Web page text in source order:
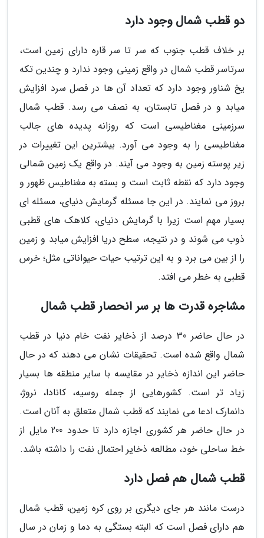
دو قطب شمال وجود دارد
بر خلاف قطب جنوب که سر تا سر قاره دارای زمین است،
سرتاسر قطب شمال در واقع زمینی وجود ندارد و چندین تکه
یخ شناور وجود دارد که تعداد آن ها در فصل سرد افزایش
میابد و در فصل تابستان، به نصف می رسد. قطب شمال
سرزمینی مغناطیسی است که روزانه پدیده های جالب
مغناطیسی را به وجود می آورد. بیشترین این تغییرات در
زیر پوسته زمین به وجود می آیند. در واقع یک زمین شمالی
وجود دارد که نقطه ثابت است و بسته به مغناطیس ظهور و
بروز می نمایند. در این جا مسئله گرمایش دنیای، مسئله ای
بسیار مهم است زیرا با گرمایش دنیای، کلاهک های قطبی
ذوب می شوند و در نتیجه، سطح دریا افزایش میابد و زمین
را از بین می برد و به این ترتیب حیات حیواناتی مثل؛ خرس
قطبی به خطر می افتد.
مشاجره قدرت ها بر سر انحصار قطب شمال
در حال حاضر 30 درصد از ذخایر نفت خام دنیا در قطب
شمال واقع شده است. تحقیقات نشان می دهند که در حال
حاضر این اندازه ذخایر در مقایسه با سایر منطقه ها بسیار
زیاد تر است. کشورهایی از جمله روسیه، کانادا، نروژ،
دانمارک ادعا می نمایند که قطب شمال متعلق به آنان است.
در حال حاضر هر کشوری اجازه دارد تا حدود 200 مایل از
خط ساحلی خود، مطالعه ذخایر احتمال نفت را داشته باشد.
قطب شمال هم فصل دارد
درست مانند هر جای دیگری بر روی کره زمین، قطب شمال
هم دارای فصل است که البته بستگی به دما و زمان در سال